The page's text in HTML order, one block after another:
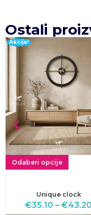
Ostali
Akcija!
Odaberi opcije
Unique clock
€35.10 – €43.20